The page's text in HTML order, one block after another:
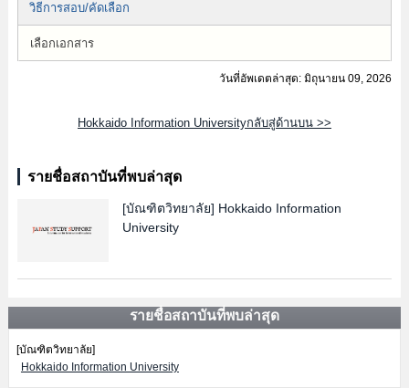
วิธีการสอบ/คัดเลือก
เลือกเอกสาร
วันที่อัพเดตล่าสุด: มิถุนายน 09, 2026
Hokkaido Information Universityกลับสู่ด้านบน >>
รายชื่อสถาบันที่พบล่าสุด
[บัณฑิตวิทยาลัย] Hokkaido Information
University
รายชื่อสถาบันที่พบล่าสุด
[บัณฑิตวิทยาลัย]
Hokkaido Information University